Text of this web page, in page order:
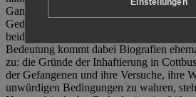
Ganzjährig zeigen mehrere Dauer- und
Gedenkstätte Zuchthaus Cottbus
beiden deutschen Diktaturen des 20.
Bedeutung kommt dabei Biografien
zu: die Gründe der Inhaftierung in
der Gefangenen und ihre Versuche, ihre
unwürdigen Bedingungen zu wahren,